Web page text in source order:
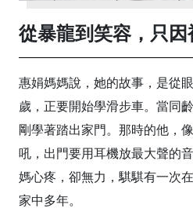
從暴龍到笑容，只
惠娟媽媽說，她的故事，是從
歲，正要開始學滑步車。當同
剛學著踏出家門。那時的他，
吼，出門要用耳機放最大聲的
媽心疼，卻無力，騏騏有一次
家中多年。